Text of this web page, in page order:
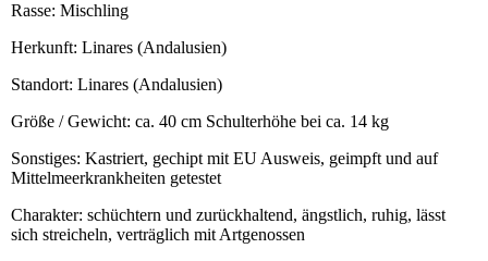
Rasse: Mischling
Herkunft: Linares (Andalusien)
Standort: Linares (Andalusien)
Größe / Gewicht: ca. 40 cm Schulterhöhe bei ca. 14 kg
Sonstiges: Kastriert, gechipt mit EU Ausweis, geimpft und auf
Mittelmeerkrankheiten getestet
Charakter: schüchtern und zurückhaltend, ängstlich, ruhig, lässt
sich streicheln, verträglich mit Artgenossen